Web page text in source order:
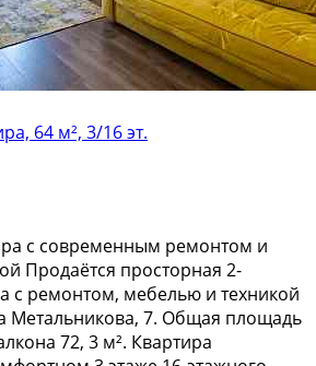
64 м², 3/16 эт.
с современным ремонтом и
Продаётся просторная 2-
с ремонтом, мебелью и техникой
Метальникова, 7. Общая площадь
72, 3 м². Квартира